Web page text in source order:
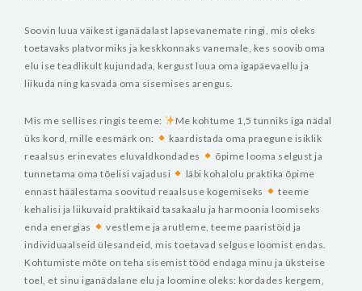
KONTAKT
Soovin luua väikest iganädalast lapsevanemate ringi, mis oleks
toetavaks platvormiks ja keskkonnaks vanemale, kes soovib oma
elu ise teadlikult kujundada, kergust luua oma igapäevaellu ja
liikuda ning kasvada oma sisemises arengus.
Mis me sellises ringis teeme:
Me kohtume 1,5 tunniks iga nädal
üks kord, mille eesmärk on:
kaardistada oma praegune isiklik
reaalsus erinevates eluvaldkondades
õpime looma selgust ja
tunnetama oma tõelisi vajadusi
läbi kohalolu praktika õpime
ennast häälestama soovitud reaalsuse kogemiseks
teeme
kehalisi ja liikuvaid praktikaid tasakaalu ja harmoonia loomiseks
enda energias
vestleme ja arutleme, teeme paaristöid ja
individuaalseid ülesandeid, mis toetavad selguse loomist endas.
Kohtumiste mõte on teha sisemist tööd endaga minu ja üksteise
toel, et sinu iganädalane elu ja loomine oleks: kordades kergem,